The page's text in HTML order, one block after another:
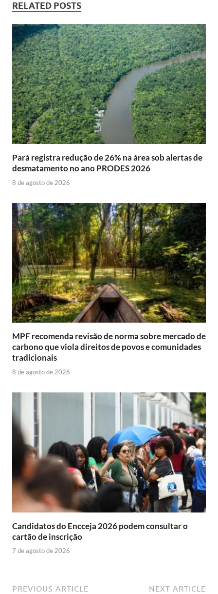
RELATED POSTS
Pará registra redução de 26% na área sob alertas de
desmatamento no ano PRODES 2026
8 de agosto de 2026
MPF recomenda revisão de norma sobre mercado de
carbono que viola direitos de povos e comunidades
tradicionais
8 de agosto de 2026
Candidatos do Encceja 2026 podem consultar o
cartão de inscrição
7 de agosto de 2026
PREVIOUS ARTICLE NEXT ARTICLE